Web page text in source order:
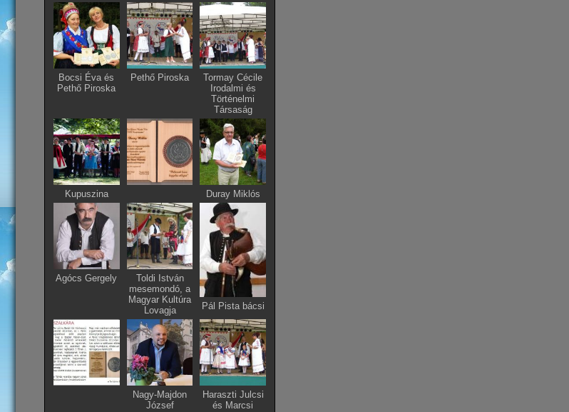
Bocsi Éva és
Pethő Piroska
Pethő Piroska
Tormay Cécile
Irodalmi és
Történelmi
Társaság
Kupuszina Duray Miklós
Agócs Gergely
Toldi István
mesemondó, a
Magyar Kultúra
Lovagja
Pál Pista bácsi
Nagy-Majdon
József
Haraszti Julcsi
és Marcsi